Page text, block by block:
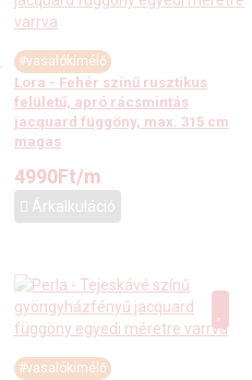
#vasalókímélő
Lora - Fehér színű rusztikus
felületű, apró rácsmintás
jacquard függöny, max. 315 cm
magas
4990Ft/m
Árkalkuláció
#vasalókímélő